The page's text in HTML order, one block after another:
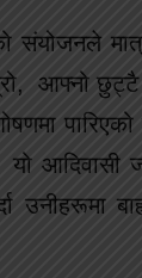
संयोजनले
आफ्नो छुट्टै
आदिवासी
उनीहरूमा